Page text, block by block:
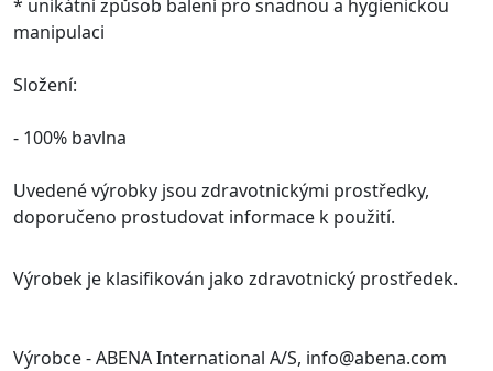
* unikátní způsob balení pro snadnou a hygienickou
manipulaci
Složení:
- 100% bavlna
Uvedené výrobky jsou zdravotnickými prostředky,
doporučeno prostudovat informace k použití.
Výrobek je klasifikován jako zdravotnický prostředek.
Výrobce - ABENA International A/S, info@abena.com